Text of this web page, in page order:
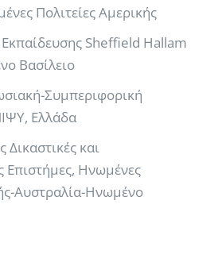
Πολιτείες Αμερικής
Sheffield Hallam
Βασίλειο
Συμπεριφορική
Ελλάδα
Δικαστικές και
Επιστήμες, Ηνωμένες
Αυστραλία-Ηνωμένο